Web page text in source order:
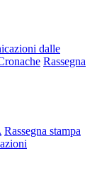
dalle
Rassegna
Rassegna stampa